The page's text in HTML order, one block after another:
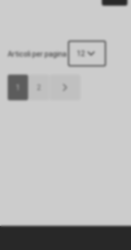
Articoli per pagina